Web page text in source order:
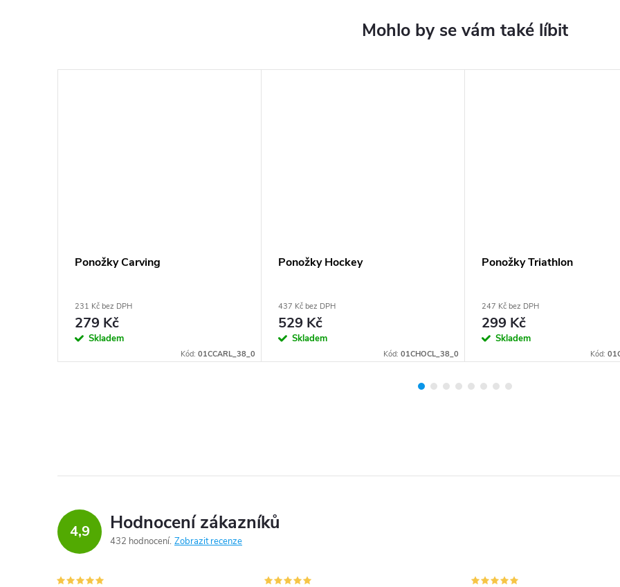
Ponožky Carving
231 Kč bez DPH
279 Kč
Skladem
Kód: 01CCARL_38_0
Ponožky Hockey
437 Kč bez DPH
529 Kč
Skladem
Kód: 01CHOCL_38_0
Ponožky Triathlon
247 Kč bez DPH
299 Kč
Skladem
Kód:
4,9 Hodnocení zákazníků
432 hodnocení Zobrazit recenze